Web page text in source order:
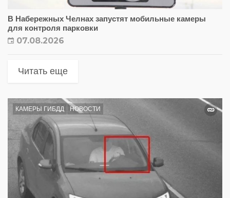
В Набережных Челнах запустят мобильные камеры
для контроля парковки
07.08.2026
Читать еще
КАМЕРЫ ГИБДД НОВОСТИ